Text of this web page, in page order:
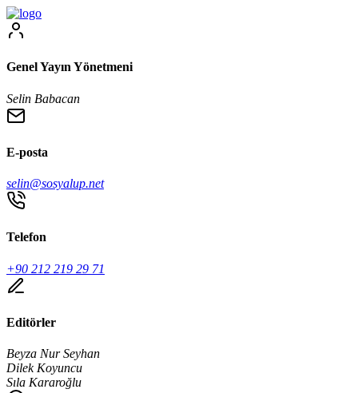
Genel Yayın Yönetmeni
Selin Babacan
E-posta
selin@sosyalup.net
Telefon
+90 212 219 29 71
Editörler
Beyza Nur Seyhan
Dilek Koyuncu
Sıla Kararoğlu